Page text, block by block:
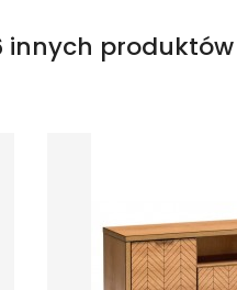
innych